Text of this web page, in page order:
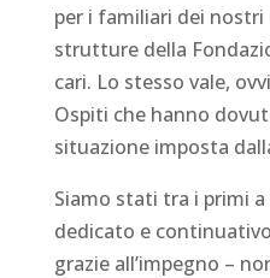
per i familiari dei nostri
strutture della
cari. Lo stesso vale,
Ospiti che hanno
situazione imposta
Siamo stati tra i primi
dedicato e
grazie all’impegno –